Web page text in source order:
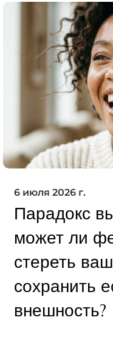
6 июля 2026 г.
Парадокс
может ли
стереть
сохранить
внешность?